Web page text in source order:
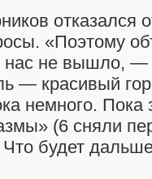
отказался
«Поэтому
нас не вышло, —
— красивый
немного. Пока
(6 сняли
будет